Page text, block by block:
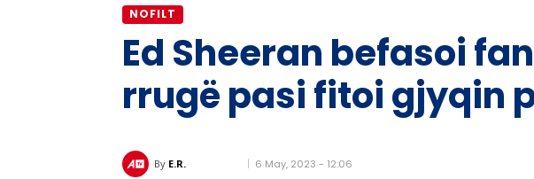
NOFILT
Ed Sheeran befasoi
rrugë pasi fitoi gjyqin
By E.R. 6 May, 2023 - 12:06